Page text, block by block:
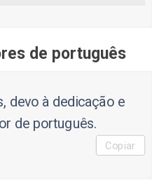
de português
devo à dedicação e
de português.
Copiar